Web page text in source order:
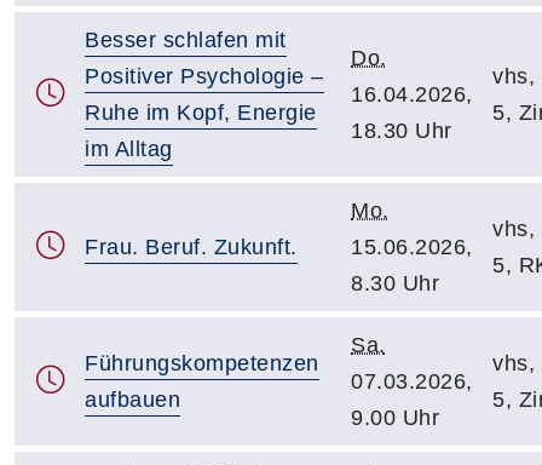
Besser schlafen mit
Positiver Psychologie –
Ruhe im Kopf, Energie
im Alltag
Do.
16.04.2026,
18.30 Uhr
vhs,
5,
Frau. Beruf. Zukunft.
Mo.
15.06.2026,
8.30 Uhr
vhs,
5,
Führungskompetenzen
aufbauen
Sa.
07.03.2026,
9.00 Uhr
vhs,
5,